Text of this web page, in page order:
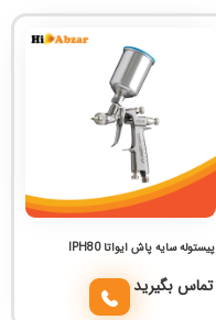
پیستوله سایه پاش ایواتا lPH80
تماس بگیرید